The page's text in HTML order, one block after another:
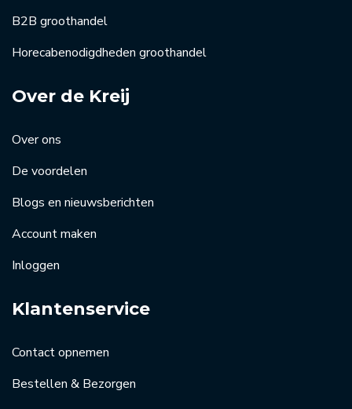
B2B groothandel
Horecabenodigdheden groothandel
Over de Kreij
Over ons
De voordelen
Blogs en nieuwsberichten
Account maken
Inloggen
Klantenservice
Contact opnemen
Bestellen & Bezorgen